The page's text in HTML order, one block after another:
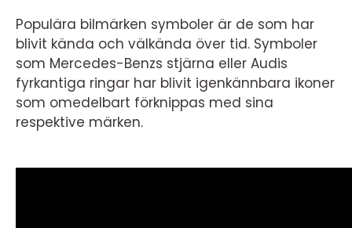
Populära bilmärken symboler är de som har
blivit kända och välkända över tid. Symboler
som Mercedes-Benzs stjärna eller Audis
fyrkantiga ringar har blivit igenkännbara ikoner
som omedelbart förknippas med sina
respektive märken.